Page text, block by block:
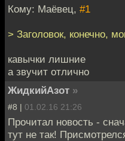
Кому: Маёвец, #1
> Заголовок, конечно,
кавычки лишние
а звучит отлично
ЖидкийАзот »
#8 | 01.02.16 21:26
Прочитал новость -
тут не так!